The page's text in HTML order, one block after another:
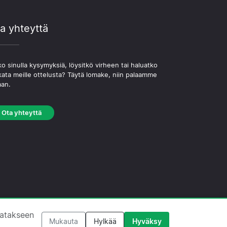
yhteyttä
sinulla kysymyksiä, löysitkö virheen tai haluatko
meille ottelusta? Täytä lomake, niin palaamme
Ota yhteyttä
·Toimituksellinen käytäntö
Mukauta Hylkää Hyväksy